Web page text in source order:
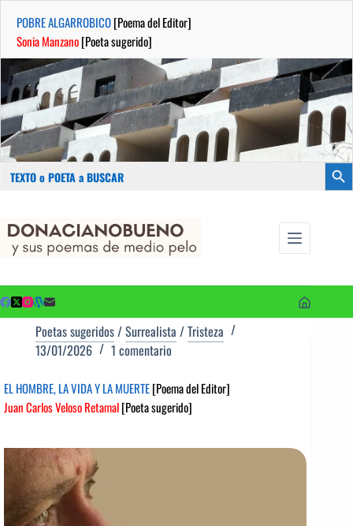
POBRE ALGARROBICO[Poema del Editor]
Sonia Manzano[Poeta sugerido]
Buscar:
contenido
Poetas sugeridos/Surrealista /Tristeza
13/01/2026
1 comentario
EL HOMBRE, LA VIDA Y LA MUERTE[Poema del Editor]
Juan Carlos Veloso Retamal[Poeta sugerido]